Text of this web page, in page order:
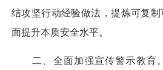
结攻坚行动经验做法，提炼可复
面提升本质安全水平。
二、全面加强宣传警示教育